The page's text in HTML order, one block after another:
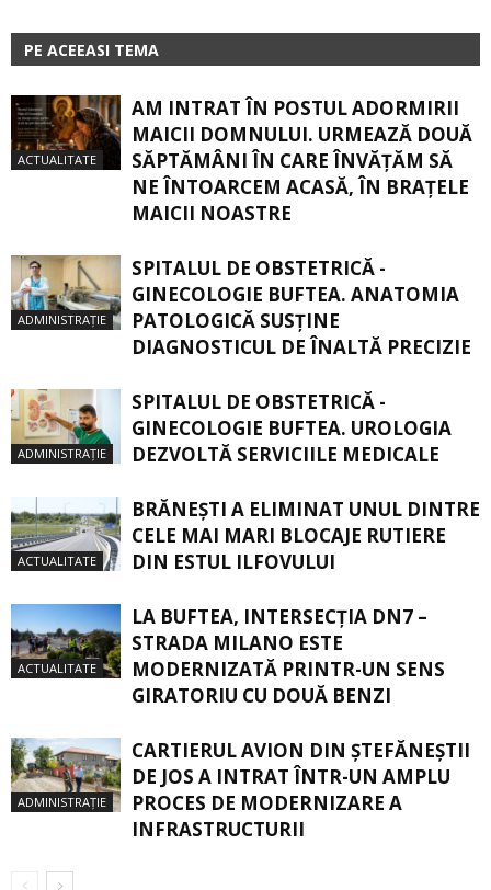
PE ACEEASI TEMA
ACTUALITATE
AM INTRAT ÎN POSTUL ADORMIRII
MAICII DOMNULUI. URMEAZĂ DOUĂ
SĂPTĂMÂNI ÎN CARE ÎNVĂŢĂM SĂ
NE ÎNTOARCEM ACASĂ, ÎN BRAŢELE
MAICII NOASTRE
ADMINISTRAȚIE
SPITALUL DE OBSTETRICĂ -
GINECOLOGIE BUFTEA. ANATOMIA
PATOLOGICĂ SUSŢINE
DIAGNOSTICUL DE ÎNALTĂ PRECIZIE
ADMINISTRAȚIE
SPITALUL DE OBSTETRICĂ -
GINECOLOGIE BUFTEA. UROLOGIA
DEZVOLTĂ SERVICIILE MEDICALE
ACTUALITATE
BRĂNEȘTI A ELIMINAT UNUL DINTRE
CELE MAI MARI BLOCAJE RUTIERE
DIN ESTUL ILFOVULUI
ACTUALITATE
LA BUFTEA, INTERSECŢIA DN7 –
STRADA MILANO ESTE
MODERNIZATĂ PRINTR-UN SENS
GIRATORIU CU DOUĂ BENZI
ADMINISTRAȚIE
CARTIERUL AVION DIN ŞTEFĂNEŞTII
DE JOS A INTRAT ÎNTR-UN AMPLU
PROCES DE MODERNIZARE A
INFRASTRUCTURII